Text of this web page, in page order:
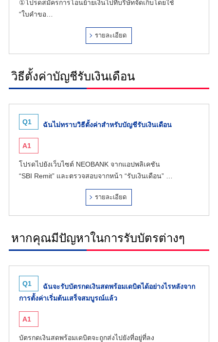
①โปรดสมัครการโอนย้ายเงินไปที่บริษัทจัดเก็บโดยใช้
“ใบคำขอ…
รายละเอียด
วิธีตั้งค่าบัญชีรับเงินเดือน
Q1 ฉันไม่ทราบวิธีตั้งค่าสำหรับบัญชีรับเงินเดือน
A1
โปรดไปยังเว็บไซต์ NEOBANK จากแอปพลิเคชัน
“SBI Remit” และตรวจสอบจากหน้า “รับเงินเดือน” …
รายละเอียด
หากคุณมีปัญหาในการรับบัตรต่างๆ
Q1
ฉันจะรับบัตรกดเงินสดพร้อมเดบิตได้อย่างไรหลังจาก
การตั้งค่าเริ่มต้นเสร็จสมบูรณ์แล้ว
A1
บัตรกดเงินสดพร้อมเดบิตจะถูกส่งไปยังที่อยู่ที่ลง